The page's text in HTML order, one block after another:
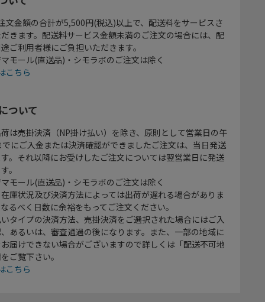
文金額の合計が5,500円(税込)以上で、配送料をサービスさ
きます。配送料サービス金額未満のご注文の場合には、配
ご利用者様にご負担いただきます。
モール(直送品)・シモラボのご注文は除く
こちら
ついて
は売掛決済（NP掛け払い）を除き、原則として営業日の午
にご入金または決済確認ができましたご注文は、当日発送
。それ以降にお受けしたご注文については翌営業日に発送
。
モール(直送品)・シモラボのご注文は除く
庫状況及び決済方法によっては出荷が遅れる場合がありま
るべく日数に余裕をもってご注文ください。
タイプの決済方法、売掛決済をご選択された場合にはご入
あるいは、審査通過の後になります。また、一部の地域に
届けできない場合がございますので詳しくは「配送不可地
ご覧下さい。
こちら